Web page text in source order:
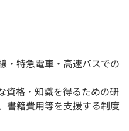
・特急電車・高速バスでの
資格・知識を得るための研
書籍費用等を支援する制度